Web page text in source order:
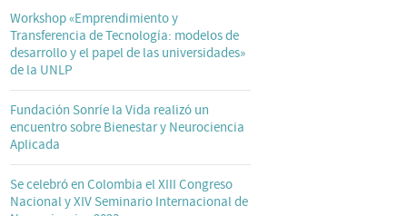
Workshop «Emprendimiento y
Transferencia de Tecnología: modelos de
desarrollo y el papel de las universidades»
de la UNLP
Fundación Sonríe la Vida realizó un
encuentro sobre Bienestar y Neurociencia
Aplicada
Se celebró en Colombia el XIII Congreso
Nacional y XIV Seminario Internacional de